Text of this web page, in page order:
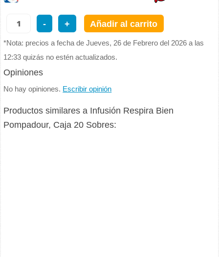
- + Añadir al carrito
*Nota: precios a fecha de Jueves, 26 de Febrero del 2026 a las
12:33 quizás no estén actualizados.
Opiniones
No hay opiniones. Escribir opinión
Productos similares a Infusión Respira Bien
Pompadour, Caja 20 Sobres: